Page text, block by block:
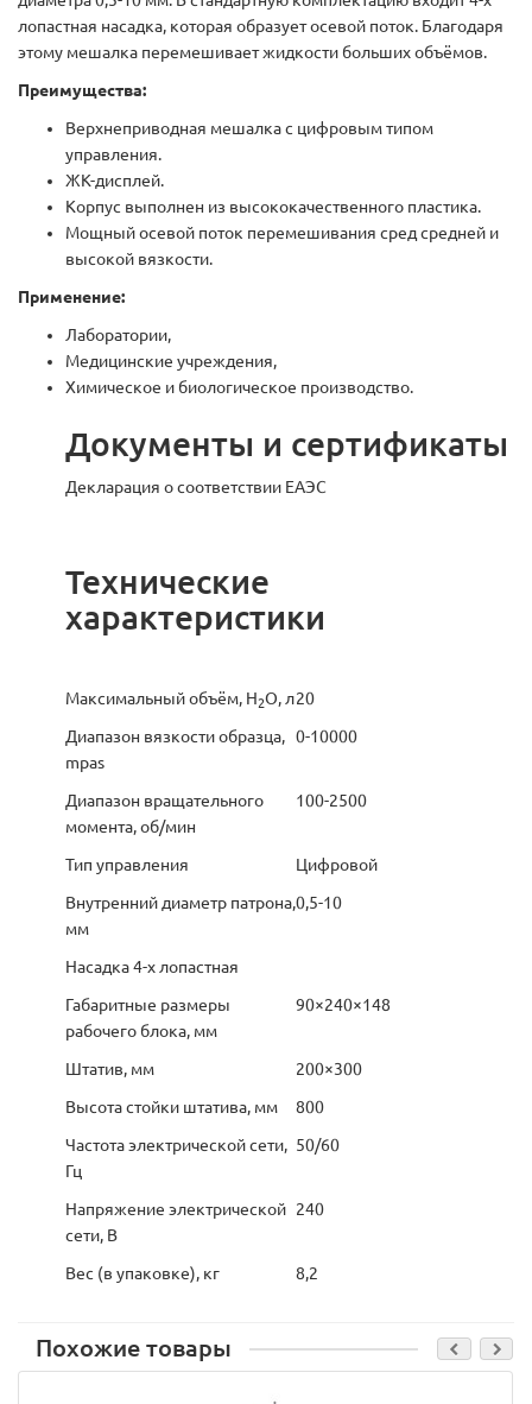
лопастная насадка, которая образует осевой поток. Благодаря
этому мешалка перемешивает жидкости больших объёмов.
Преимущества:
Верхнеприводная мешалка с цифровым типом
управления.
ЖК-дисплей.
Корпус выполнен из высококачественного пластика.
Мощный осевой поток перемешивания сред средней и
высокой вязкости.
Применение:
Лаборатории,
Медицинские учреждения,
Химическое и биологическое производство.
Документы и сертификаты
Декларация о соответствии ЕАЭС
Технические
характеристики
Максимальный объём, H2O, л20
Диапазон вязкости образца,
mpas
0-10000
Диапазон вращательного
момента, об/мин
100-2500
Тип управления
Цифровой
Внутренний диаметр патрона,
мм
0,5-10
Насадка 4-х лопастная
Габаритные размеры
рабочего блока, мм
90×240×148
Штатив, мм
200×300
Высота стойки штатива, мм
800
Частота электрической сети,
Гц
50/60
Напряжение электрической
сети, В
240
Вес (в упаковке), кг 8,2
Похожие товары